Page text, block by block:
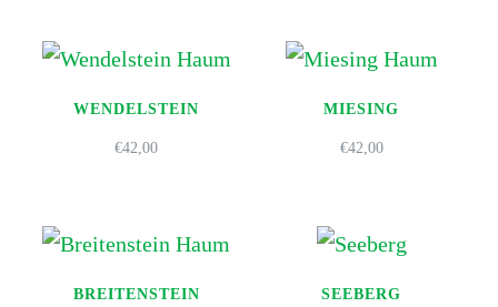
WENDELSTEIN
€42,00
MIESING
€42,00
BREITENSTEIN SEEBERG